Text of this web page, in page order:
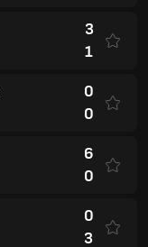
3
1
0
0
6
0
0
3